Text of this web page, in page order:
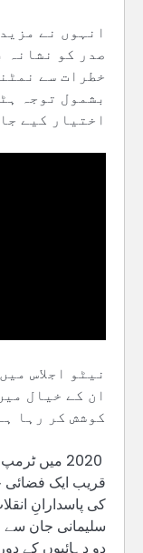
انہوں نے
صدر کو نشانہ
خطرات سے
بشمول توجہ
اختیار کیے
نیٹو اجلاس
ان کے خیال
کوشش کر رہا
2020 میں
قریب ایک فضائی
کی پاسدارانِ
سلیمانی جان سے
دو دہائیوں کے